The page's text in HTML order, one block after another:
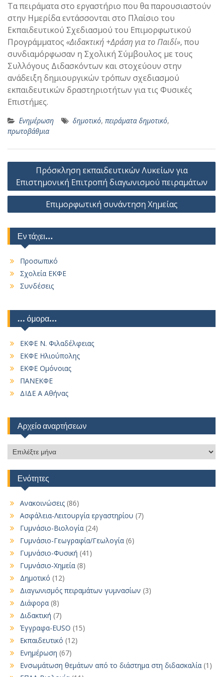
Τα πειράματα στο εργαστήριο που θα παρουσιαστούν
στην Ημερίδα εντάσσονται στο Πλαίσιο του
Εκπαιδευτικού Σχεδιασμού του Επιμορφωτικού
Προγράμματος «Διδακτική +Δράση για το Παιδί», που
συνδιαμόρφωσαν η Σχολική Σύμβουλος με τους
Συλλόγους Διδασκόντων και στοχεύουν στην
ανάδειξη δημιουργικών τρόπων σχεδιασμού
εκπαιδευτικών δραστηριοτήτων για τις Φυσικές
Επιστήμες.
Ενημέρωση δημοτικό, πειράματα δημοτικό,
πρωτοβάθμια
Πλοήγηση
άρθρων
Πρόσκληση εκπαιδευτικών Λυκείων για
Επιστημονική Επιτροπή διαγωνισμού πειραμάτων
Επιμορφωτική συνάντηση Χημείας
Εν τάχει…
Προσωπικό
Σχολεία ΕΚΦΕ
Συνδέσεις
… όμορα…
ΕΚΦΕ Ν. Φιλαδέλφειας
ΕΚΦΕ Ηλιούπολης
ΕΚΦΕ Ομόνοιας
ΠΑΝΕΚΦΕ
ΔΙΔΕ Α Αθήνας
Αρχείο αναρτήσεων
Αρχείο
αναρτήσεων
Ενότητες
Ανακοινώσεις (86)
Ασφάλεια-Λειτουργία εργαστηρίου (7)
Γυμνάσιο-Βιολογία (24)
Γυμνάσιο-Γεωγραφία/Γεωλογία (6)
Γυμνάσιο-Φυσική (41)
Γυμνάσιο-Χημεία (8)
Δημοτικό (12)
Διαγωνισμός πειραμάτων γυμνασίων (3)
Διάφορα (8)
Διδακτική (7)
Έγγραφα-EUSO (15)
Εκπαιδευτικό (12)
Ενημέρωση (67)
Ενσωμάτωση θεμάτων από το διάστημα στη διδασκαλία (1)